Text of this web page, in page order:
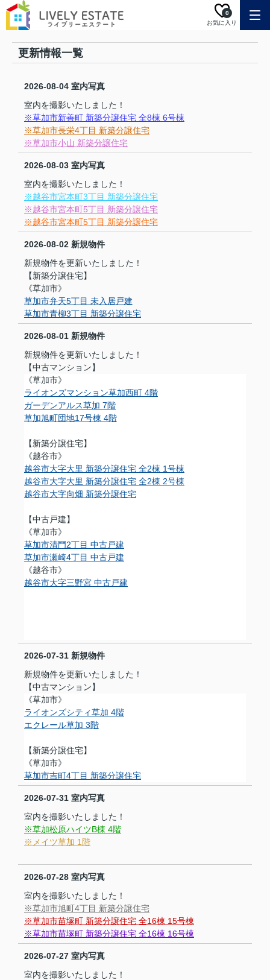
お気に入り
0
更新情報一覧
2026-08-04 室内写真
室内を撮影いたしました！
※草加市新善町 新築分譲住宅 全8棟 6号棟
※草加市長栄4丁目 新築分譲住宅
※草加市小山 新築分譲住宅
2026-08-03 室内写真
室内を撮影いたしました！
※越谷市宮本町3丁目 新築分譲住宅
※越谷市宮本町5丁目 新築分譲住宅
※越谷市宮本町5丁目 新築分譲住宅
2026-08-02 新規物件
新規物件を更新いたしました！
【新築分譲住宅】
《草加市》
草加市弁天5丁目 未入居戸建
草加市青柳3丁目 新築分譲住宅
2026-08-01 新規物件
新規物件を更新いたしました！
【中古マンション】
《草加市》
ライオンズマンション草加西町 4階
ガーデンアルス草加 7階
草加旭町団地17号棟 4階
【新築分譲住宅】
《越谷市》
越谷市大字大里 新築分譲住宅 全2棟 1号棟
越谷市大字大里 新築分譲住宅 全2棟 2号棟
越谷市大字向畑 新築分譲住宅
【中古戸建】
《草加市》
草加市清門2丁目 中古戸建
草加市瀬崎4丁目 中古戸建
《越谷市》
越谷市大字三野宮 中古戸建
2026-07-31 新規物件
新規物件を更新いたしました！
【中古マンション】
《草加市》
ライオンズシティ草加 4階
エクレール草加 3階
【新築分譲住宅】
《草加市》
草加市吉町4丁目 新築分譲住宅
2026-07-31 室内写真
室内を撮影いたしました！
※草加松原ハイツB棟 4階
※メイツ草加 1階
2026-07-28 室内写真
室内を撮影いたしました！
※草加市旭町4丁目 新築分譲住宅
※草加市苗塚町 新築分譲住宅 全16棟 15号棟
※草加市苗塚町 新築分譲住宅 全16棟 16号棟
2026-07-27 室内写真
室内を撮影いたしました！